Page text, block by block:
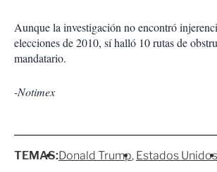
Aunque la investigación no encontró
elecciones de 2010, sí halló 10 rutas de
mandatario.
-Notimex
TEMAS:Donald Trump Estados Unidos